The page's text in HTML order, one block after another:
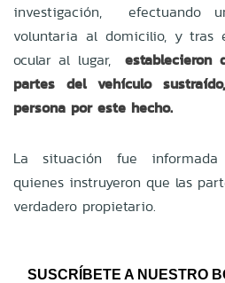
investigación, efectuando
voluntaria al domicilio, y tras
ocular al lugar,
partes del vehículo
persona por este hecho.
La situación fue
quienes instruyeron que las
verdadero propietario.
SUSCRÍBETE A NUESTRO